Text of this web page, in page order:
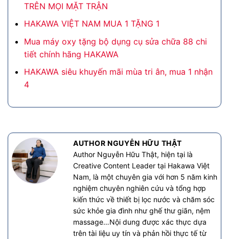
TRÊN MỌI MẶT TRẬN
HAKAWA VIỆT NAM MUA 1 TẶNG 1
Mua máy oxy tặng bộ dụng cụ sửa chữa 88 chi
tiết chính hãng HAKAWA
HAKAWA siêu khuyến mãi mùa tri ân, mua 1 nhận
4
AUTHOR NGUYỄN HỮU THẬT
Author Nguyễn Hữu Thật, hiện tại là
Creative Content Leader tại Hakawa Việt
Nam, là một chuyên gia với hơn 5 năm kinh
nghiệm chuyên nghiên cứu và tổng hợp
kiến thức về thiết bị lọc nước và chăm sóc
sức khỏe gia đình như ghế thư giãn, nệm
massage…Nội dung được xác thực dựa
trên tài liệu uy tín và phản hồi thực tế từ